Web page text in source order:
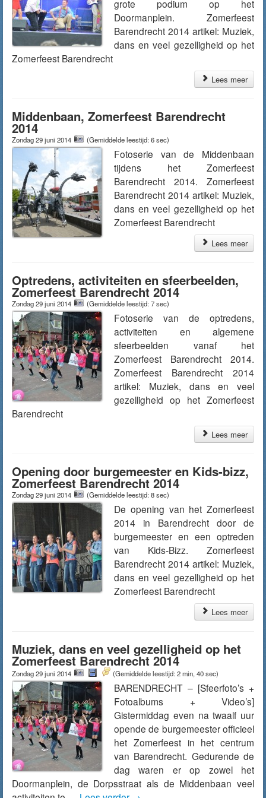
grote podium op het
Doormanplein. Zomerfeest
Barendrecht 2014 artikel: Muziek,
dans en veel gezelligheid op het
Zomerfeest Barendrecht
Lees meer
Middenbaan, Zomerfeest Barendrecht
2014
Zondag 29 juni 2014 (Gemiddelde leestijd: 6 sec)
Fotoserie van de Middenbaan
tijdens het Zomerfeest
Barendrecht 2014. Zomerfeest
Barendrecht 2014 artikel: Muziek,
dans en veel gezelligheid op het
Zomerfeest Barendrecht
Lees meer
Optredens, activiteiten en sfeerbeelden,
Zomerfeest Barendrecht 2014
Zondag 29 juni 2014 (Gemiddelde leestijd: 7 sec)
Fotoserie van de optredens,
activiteiten en algemene
sfeerbeelden vanaf het
Zomerfeest Barendrecht 2014.
Zomerfeest Barendrecht 2014
artikel: Muziek, dans en veel
gezelligheid op het Zomerfeest
Barendrecht
Lees meer
Opening door burgemeester en Kids-bizz,
Zomerfeest Barendrecht 2014
Zondag 29 juni 2014 (Gemiddelde leestijd: 8 sec)
De opening van het Zomerfeest
2014 in Barendrecht door de
burgemeester en een optreden
van Kids-Bizz. Zomerfeest
Barendrecht 2014 artikel: Muziek,
dans en veel gezelligheid op het
Zomerfeest Barendrecht
Lees meer
Muziek, dans en veel gezelligheid op het
Zomerfeest Barendrecht 2014
Zondag 29 juni 2014 (Gemiddelde leestijd: 2 min, 40 sec)
BARENDRECHT – [Sfeerfoto’s +
Fotoalbums + Video’s]
Gistermiddag even na twaalf uur
opende de burgemeester officieel
het Zomerfeest in het centrum
van Barendrecht. Gedurende de
dag waren er op zowel het
Doormanplein, de Dorpsstraat als de Middenbaan veel